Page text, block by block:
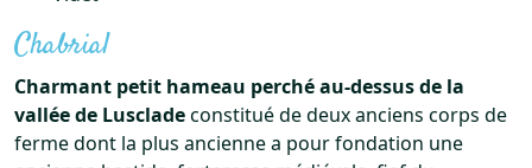
Chabrial
Charmant petit hameau perché au-dessus de la
vallée de Luscladeconstitué de deux anciens corps de
ferme dont la plus ancienne a pour fondation une